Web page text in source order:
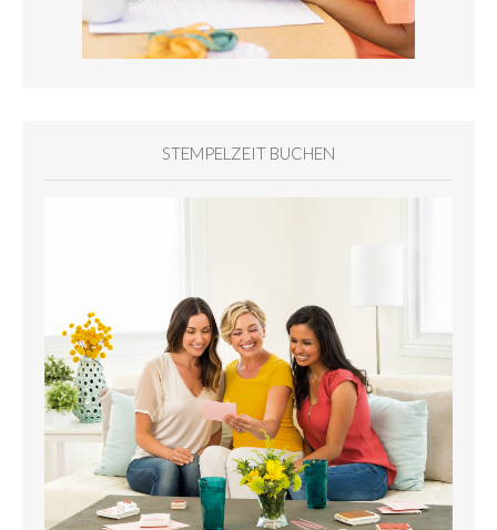
STEMPELZEIT BUCHEN